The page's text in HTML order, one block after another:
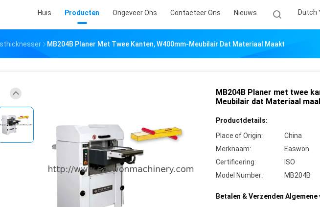
Huis Producten Ongeveer Ons Contacteer Ons Nieuws Dutch
MB204B Planer Met Twee Kanten, W400mm-Meubilair Dat Materiaal Maakt
MB204B Planer met twee
Meubilair dat Materiaal
Productdetails:
Place of Origin:
China
Merknaam:
Easwon
Certificering:
ISO
Model Number:
MB204B
Betalen & Verzenden